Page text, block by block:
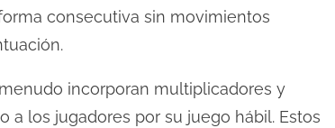
consecutiva sin movimientos
incorporan multiplicadores y
a los jugadores por su juego hábil. Estos